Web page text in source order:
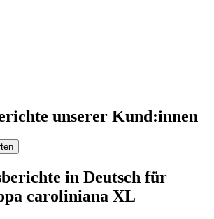
unserer Kund:innen
in Deutsch für
caroliniana XL